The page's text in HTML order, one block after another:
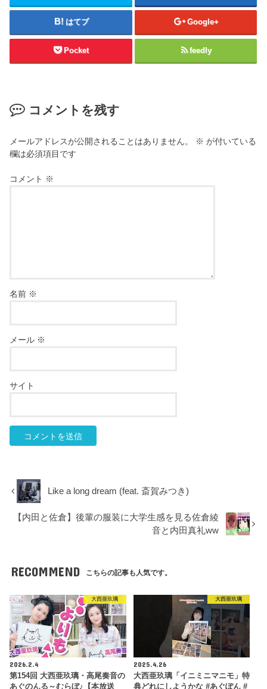
はてブ Google+
Pocket feedly
コメントを残す
メールアドレスが公開されることはありません。 ※ が付いている
欄は必須項目です
コメント ※
名前 ※
メール ※
サイト
Like a long dream (feat. 斎賀みつき)
【内田と佐倉】後輩の服装に大学生感を見る佐倉綾
音と内田真礼ww
RECOMMEND こちらの記事も人気です。
大西亜玖璃
2026.2.4
第154回 大西亜玖璃・高尾奏音の
あぐのんる～むらぼ♪【本放送
大西亜玖璃
2025.4.26
大西亜玖璃「イニミニマニモ」特
典どれにしようかな #あぐぽん #